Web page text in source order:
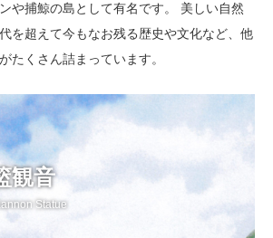
や捕鯨の島として有名です。 美しい自然
を超えて今もなお残る歴史や文化など、他
たくさん詰まっています。
観音
Statue